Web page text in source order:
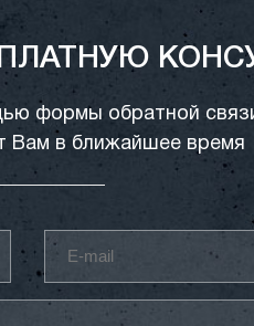
формы обратной
Вам в ближайшее время